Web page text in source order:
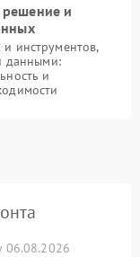
и
инструментов,
данными:
и
06.08.2026